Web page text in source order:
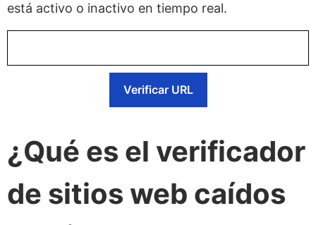
está activo o inactivo en tiempo real.
Verificar URL
¿Qué es el verificador
de sitios web caídos